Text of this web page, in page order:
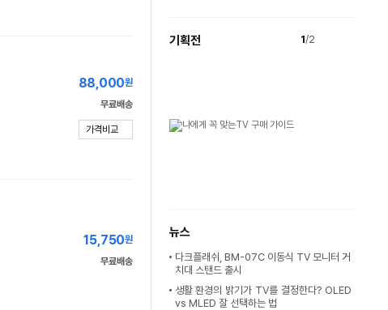
88,000원
무료배송
가격비교
15,750원
무료배송
기획전 1/2
뉴스
다크플래쉬, BM-07C 이동식 TV 모니터 거
치대 스탠드 출시
생활 환경의 밝기가 TV를 결정한다? OLED
vs MLED 잘 선택하는 법